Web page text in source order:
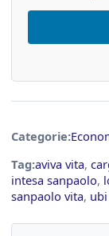
Categorie:
Tag:aviva vita,
intesa sanpaolo,
sanpaolo vita,